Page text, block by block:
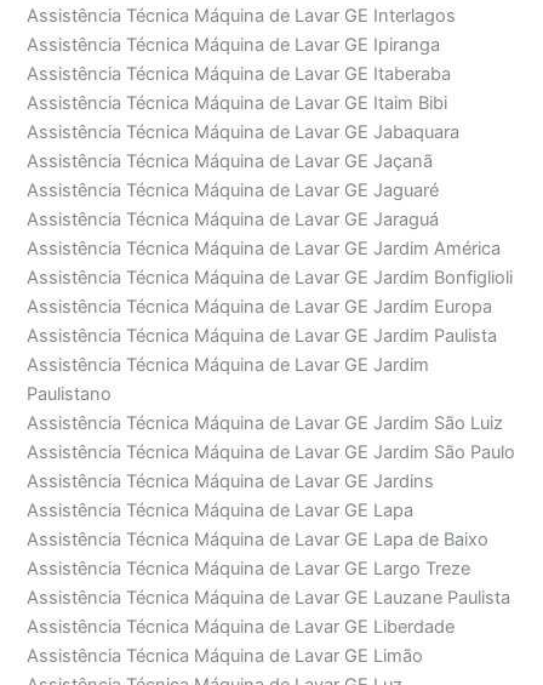
Assistência Técnica Máquina de Lavar GE Interlagos
Assistência Técnica Máquina de Lavar GE Ipiranga
Assistência Técnica Máquina de Lavar GE Itaberaba
Assistência Técnica Máquina de Lavar GE Itaim Bibi
Assistência Técnica Máquina de Lavar GE Jabaquara
Assistência Técnica Máquina de Lavar GE Jaçanã
Assistência Técnica Máquina de Lavar GE Jaguaré
Assistência Técnica Máquina de Lavar GE Jaraguá
Assistência Técnica Máquina de Lavar GE Jardim América
Assistência Técnica Máquina de Lavar GE Jardim Bonfiglioli
Assistência Técnica Máquina de Lavar GE Jardim Europa
Assistência Técnica Máquina de Lavar GE Jardim Paulista
Assistência Técnica Máquina de Lavar GE Jardim
Paulistano
Assistência Técnica Máquina de Lavar GE Jardim São Luiz
Assistência Técnica Máquina de Lavar GE Jardim São Paulo
Assistência Técnica Máquina de Lavar GE Jardins
Assistência Técnica Máquina de Lavar GE Lapa
Assistência Técnica Máquina de Lavar GE Lapa de Baixo
Assistência Técnica Máquina de Lavar GE Largo Treze
Assistência Técnica Máquina de Lavar GE Lauzane Paulista
Assistência Técnica Máquina de Lavar GE Liberdade
Assistência Técnica Máquina de Lavar GE Limão